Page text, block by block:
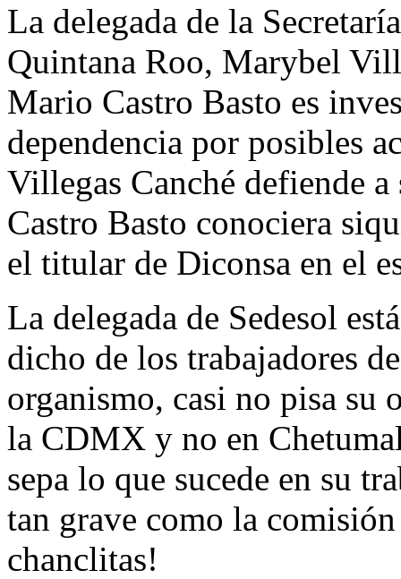
La delegada de la
Quintana Roo, Marybel
Mario Castro Basto es
dependencia por posibles
Villegas Canché defiende
Castro Basto conociera
el titular de Diconsa en el
La delegada de Sedesol
dicho de los trabajadores
organismo, casi no pisa su
la CDMX y no en
sepa lo que sucede en su
tan grave como la
chanclitas!